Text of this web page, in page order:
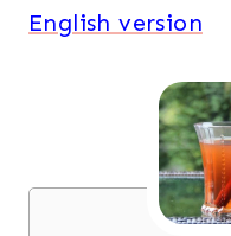
English version